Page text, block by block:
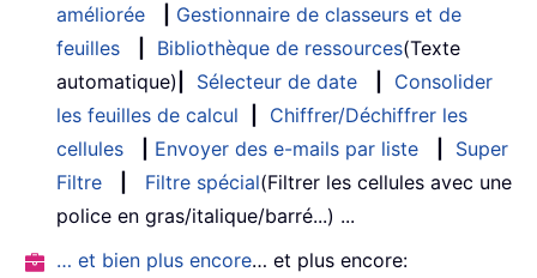
améliorée
Gestionnaire de classeurs et de
feuilles
Bibliothèque de ressources(Texte
automatique)
Sélecteur de date
Consolider
les feuilles de calcul
Chiffrer/Déchiffrer les
cellules
Envoyer des e-mails par liste
Super
Filtre
Filtre spécial(Filtrer les cellules avec une
police en gras/italique/barré...) ...
… et bien plus encore… et plus encore: